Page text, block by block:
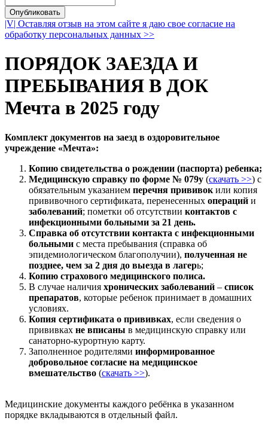
|V| Оставляя отзыв на этом сайте я даю свое согласие на
обработку персональных данных >>
ПОРЯДОК ЗАЕЗДА И
ПРЕБЫВАНИЯ В ДОК
Мечта в 2025 году
Комплект документов на заезд в оздоровительное
учреждение «Мечта»:
Копию свидетельства о рождении (паспорта) ребенка;
Медицинскую справку по форме № 079у (скачать >>) с
обязательным указанием перечня прививок или копия
прививочного сертификата, перенесенных операций и
заболеваний; пометки об отсутствии контактов с
инфекционными больными за 21 день.
Справка об отсутствии контакта с инфекционными
больными с места пребывания (справка об
эпидемиологическом благополучии), полученная не
позднее, чем за 2 дня до выезда в лагерь;
Копию страхового медицинского полиса.
В случае наличия хронических заболеваний – список
препаратов, которые ребенок принимает в домашних
условиях.
Копия сертификата о прививках, если сведения о
прививках не вписаны в медицинскую справку или
санаторно-курортную карту.
Заполненное родителями информированное
добровольное согласие на медицинское
вмешательство (скачать >>).
Медицинские документы каждого ребёнка в указанном
порядке вкладываются в отдельный файл.